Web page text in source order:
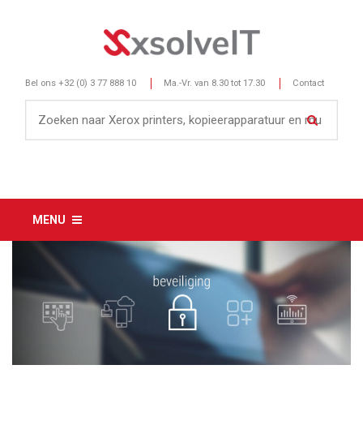
Bel ons +32 (0) 3 77 888 10 Ma.-Vr. van 8.30 tot 17.30 Contact
MENU